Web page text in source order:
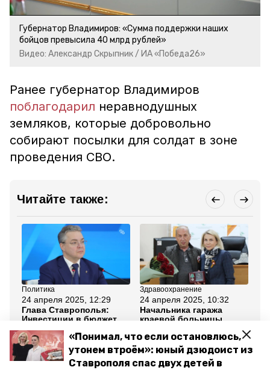
«Понимал, что если остановлюсь,
утонем втроём»: юный дзюдоист из
Ставрополя спас двух детей в
Губернатор Владимиров: «Сумма поддержки наших
бойцов превысила 40 млрд рублей»
Видео: Александр Скрыпник / ИА «Победа26»
Ранее губернатор Владимиров
поблагодарил неравнодушных
земляков, которые добровольно
собирают посылки для солдат в зоне
проведения СВО.
Читайте также:
Политика
24 апреля 2025, 12:29
Глава Ставрополья:
Инвестиции в бюджет
помогут реализовать
наказы граждан
Здравоохранение
24 апреля 2025, 10:32
Начальника гаража
краевой больницы
Ставрополья наградили
за активную помощь
СВО